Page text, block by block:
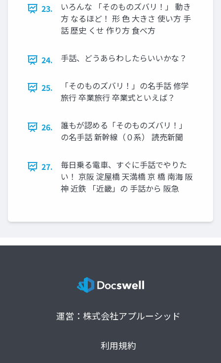
23.
いろんな 「そのものズバリ！」 動き
方 なるほど！ 形 色 大きさ 使い方 手
話 歴史 くせ 作り方 食べ方
24. 手話、どうあらわしたらいいかな？
25.
「そのものズバリ！」の名手話 修学
旅行 卒業旅行 卒業式といえば？
26.
誰もが認める「そのものズバリ！」
の名手話 新幹線（０系） 読売新聞
27.
毎日乗る電車、すぐに手話でやりた
い！ 京阪 淀屋橋 天満橋 京 橋 南海 阪
神 近鉄 「近畿」の 手話から 阪急
運営：株式会社アプルーシッド
利用規約